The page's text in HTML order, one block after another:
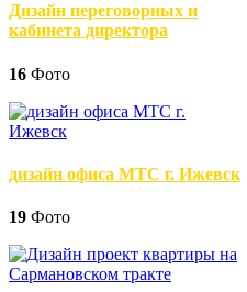
Дизайн переговорных и
кабинета директора
16 Фото
дизайн офиса МТС г. Ижевск
19 Фото